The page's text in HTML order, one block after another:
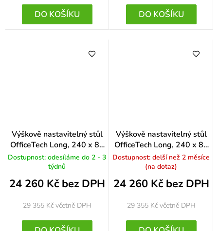
DO KOŠÍKU DO KOŠÍKU
Výškově nastavitelný stůl
OfficeTech Long, 240 x 80
cm, černá podnož, černá
Dostupnost: odesíláme do 2 - 3
týdnů
24 260 Kč bez DPH
29 355 Kč včetně DPH
Výškově nastavitelný stůl
OfficeTech Long, 240 x 80
cm, bílá podnož, černá
Dostupnost: delší než 2 měsíce
(na dotaz)
24 260 Kč bez DPH
29 355 Kč včetně DPH